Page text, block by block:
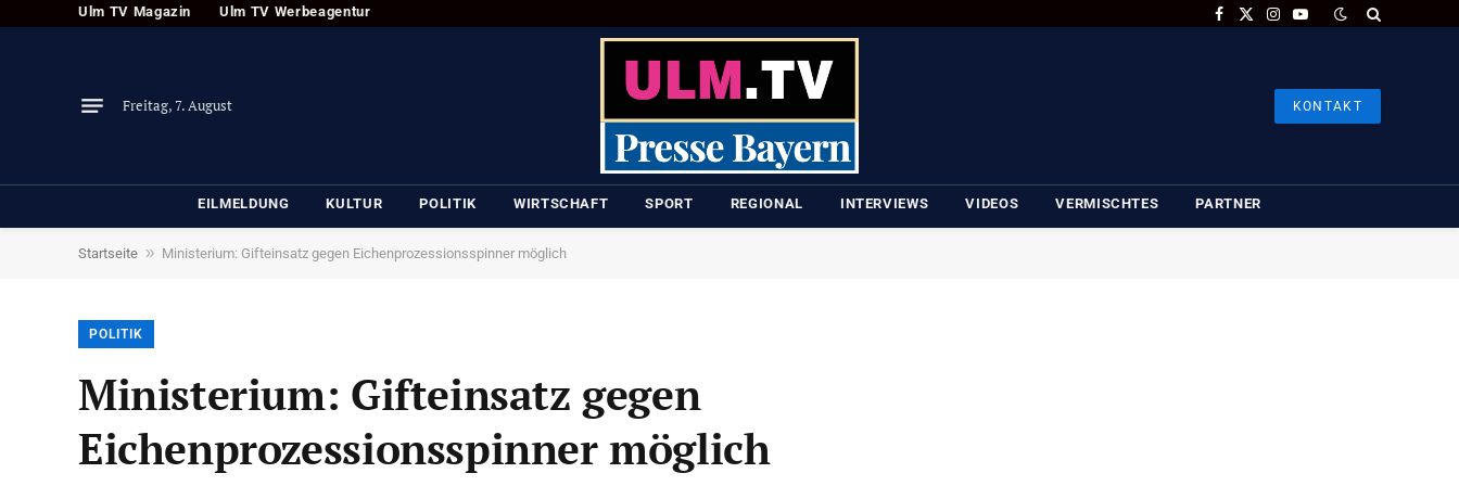
Ulm TV Magazin Ulm TV Werbeagentur
Facebook
X
Instagram
YouTube
Freitag, 7. August KONTAKT
EILMELDUNG KULTUR POLITIK WIRTSCHAFT SPORT REGIONAL INTERVIEWS VIDEOS VERMISCHTES PARTNER
Startseite » Ministerium: Gifteinsatz gegen Eichenprozessionsspinner möglich
POLITIK
Ministerium: Gifteinsatz gegen
Eichenprozessionsspinner möglich